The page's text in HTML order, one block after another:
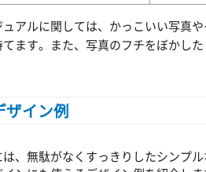
アルに関しては、かっこいい写真
ます。また、写真のフチをぼかし
ザイン例
、無駄がなくすっきりしたシンプ